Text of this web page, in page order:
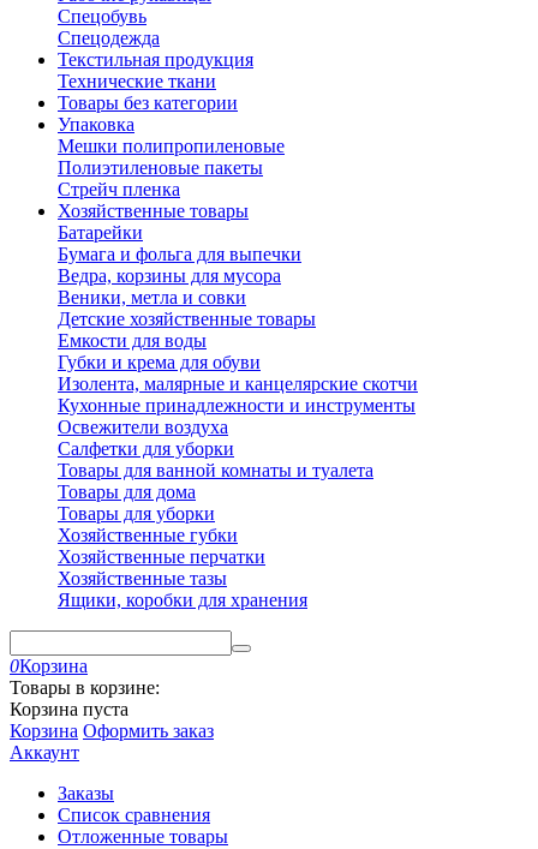
Спецобувь
Спецодежда
Текстильная продукция
Технические ткани
Товары без категории
Упаковка
Мешки полипропиленовые
Полиэтиленовые пакеты
Стрейч пленка
Хозяйственные товары
Батарейки
Бумага и фольга для выпечки
Ведра, корзины для мусора
Веники, метла и совки
Детские хозяйственные товары
Емкости для воды
Губки и крема для обуви
Изолента, малярные и канцелярские скотчи
Кухонные принадлежности и инструменты
Освежители воздуха
Салфетки для уборки
Товары для ванной комнаты и туалета
Товары для дома
Товары для уборки
Хозяйственные губки
Хозяйственные перчатки
Хозяйственные тазы
Ящики, коробки для хранения
0Корзина
Товары в корзине:
Корзина пуста
Корзина Оформить заказ
Аккаунт
Заказы
Список сравнения
Отложенные товары